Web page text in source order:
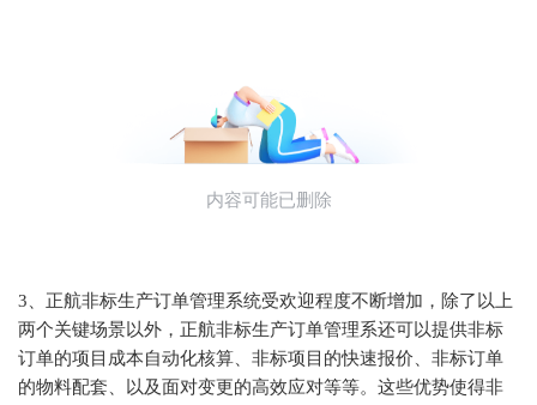
3、正航非标生产订单管理系统受欢迎程度不断增加，除了以上
两个关键场景以外，正航非标生产订单管理系还可以提供非标
订单的项目成本自动化核算、非标项目的快速报价、非标订单
的物料配套、以及面对变更的高效应对等等。这些优势使得非